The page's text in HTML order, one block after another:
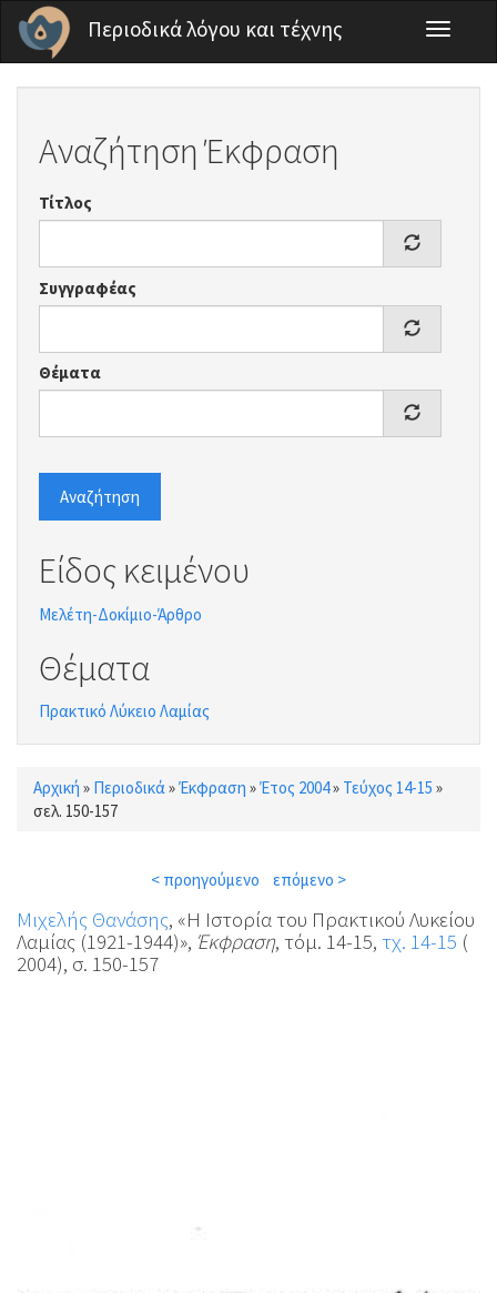
Παράκαμψη προς το κυρίως περιεχόμενο
Περιοδικά λόγου και τέχνης
Toggle
Αναζήτηση Έκφραση
Τίτλος
Συγγραφέας
Θέματα
Αναζήτηση
Είδος κειμένου
Μελέτη-Δοκίμιο-Άρθρο
Θέματα
Πρακτικό Λύκειο Λαμίας
Είστε εδώ
Αρχική » Περιοδικά»Έκφραση »Έτος 2004» Τεύχος 14-15 »
σελ. 150-157
< προηγούμενο επόμενο >
Μιχελής Θανάσης, «Η Ιστορία του Πρακτικού Λυκείου
Λαμίας (1921-1944)», Έκφραση, τόμ. 14-15, τχ. 14-15 (
2004), σ. 150-157